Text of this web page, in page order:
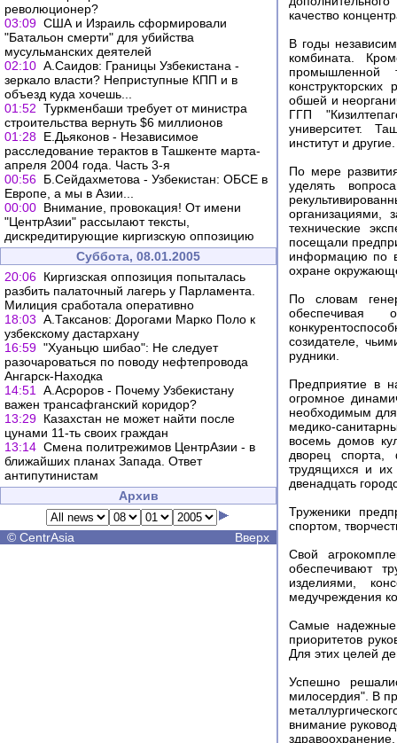
революционер?
03:09 США и Израиль сформировали
"Батальон смерти" для убийства
мусульманских деятелей
02:10 А.Саидов: Границы Узбекистана -
зеркало власти? Неприступные КПП и в
объезд куда хочешь...
01:52 Туркменбаши требует от министра
строительства вepнуть $6 миллиoнoв
01:28 Е.Дьяконов - Независимое
расследование терактов в Ташкенте марта-
апреля 2004 года. Часть 3-я
00:56 Б.Сейдахметова - Узбекистан: ОБСЕ в
Европе, а мы в Азии...
00:00 Внимание, провокация! От имени
"ЦентрАзии" рассылают тексты,
дискредитирующие киргизскую оппозицию
Суббота, 08.01.2005
20:06 Киргизская оппозиция попыталась
разбить палаточный лагерь у Парламента.
Милиция сработала оперативно
18:03 А.Таксанов: Дорогами Марко Поло к
узбекскому дастархану
16:59 "Хуаньцю шибао": Не следует
разочароваться по поводу нефтепровода
Ангарск-Находка
14:51
А.Асроров - Почему Узбекистану
важен трансафганский коридор?
13:29 Казахстан не может найти после
цунами 11-ть своих граждан
13:14 Смена политрежимов ЦентрАзии - в
ближайших планах Запада. Ответ
антипутинистам
Архив
© CentrAsia Вверх
качество
В годы
комбината.
промышленной
обшей и
ГГП
университет.
институт и другие.
По мере
уделять
технические
посещали
информацию по
охране
По словам
обеспечивая
созидателе,
рудники.
Предприятие в
огромное
необходимым
медико-
восемь домов
дворец спорта,
трудящихся и
двенадцать
Труженики
спортом,
Свой
обеспечивают
изделиями,
медучреждения
Самые надежные
приоритетов
Для этих целей
Успешно
милосердия". В
внимание
здравоохранение.